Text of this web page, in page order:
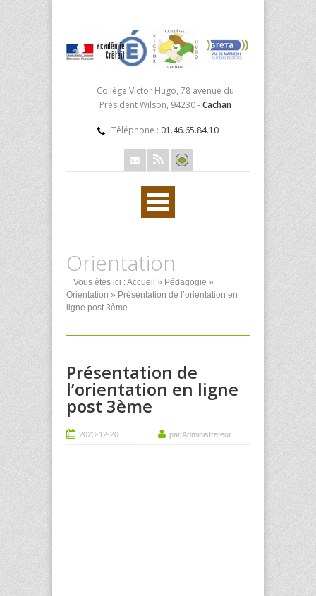
Collège Victor Hugo, 78 avenue du
Président Wilson, 94230 -Cachan
Téléphone : 01.46.65.84.10
Orientation
Vous êtes ici :Accueil » Pédagogie »
Orientation » Présentation de l’orientation en
ligne post 3ème
Présentation de
l’orientation en ligne
post 3ème
2023-12-20 par Administrateur